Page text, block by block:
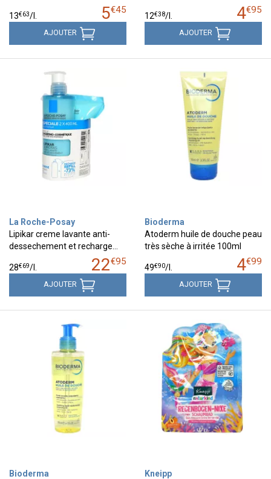
5€45
13€63/l.
AJOUTER
4€95
12€38/l.
AJOUTER
La Roche-Posay
Lipikar creme lavante anti-
dessechement et recharge…
22€95
28€69/l.
AJOUTER
Bioderma
Atoderm huile de douche peau
très sèche à irritée 100ml
4€99
49€90/l.
AJOUTER
Bioderma
Kneipp